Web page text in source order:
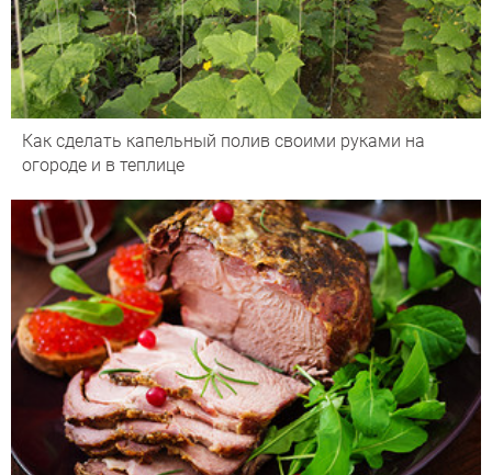
Как сделать капельный полив своими руками на
огороде и в теплице